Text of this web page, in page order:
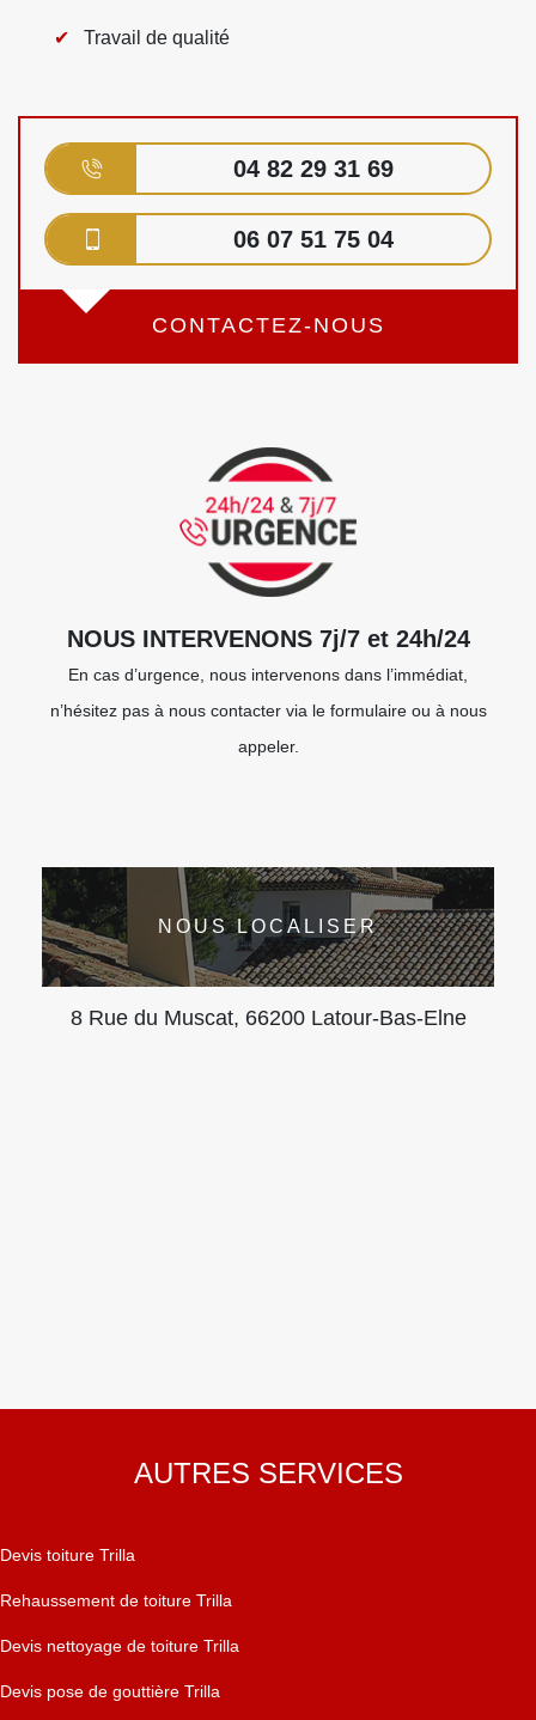
Travail de qualité
04 82 29 31 69
06 07 51 75 04
CONTACTEZ-NOUS
NOUS INTERVENONS 7j/7 et 24h/24
En cas d’urgence, nous intervenons dans l’immédiat,
n’hésitez pas à nous contacter via le formulaire ou à nous
appeler.
NOUS LOCALISER
8 Rue du Muscat, 66200 Latour-Bas-Elne
AUTRES SERVICES
Devis toiture Trilla
Rehaussement de toiture Trilla
Devis nettoyage de toiture Trilla
Devis pose de gouttière Trilla